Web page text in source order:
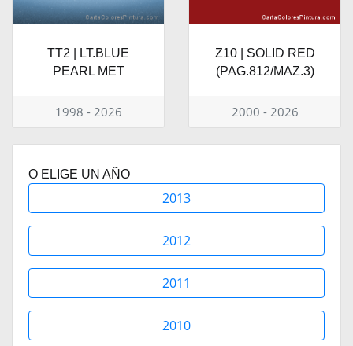
TT2 | LT.BLUE
PEARL MET
1998 - 2026
Z10 | SOLID RED
(PAG.812/MAZ.3)
2000 - 2026
O ELIGE UN AÑO
2013
2012
2011
2010